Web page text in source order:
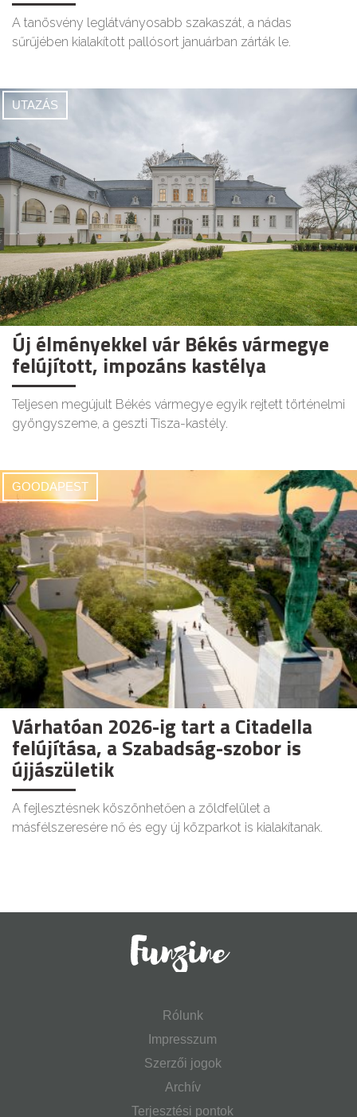
A tanösvény leglátványosabb szakaszát, a nádas
sűrűjében kialakított pallósort januárban zárták le.
UTAZÁS
Új élményekkel vár Békés vármegye
felújított, impozáns kastélya
Teljesen megújult Békés vármegye egyik rejtett történelmi
gyöngyszeme, a geszti Tisza-kastély.
GOODAPEST
Várhatóan 2026-ig tart a Citadella
felújítása, a Szabadság-szobor is
újjászületik
A fejlesztésnek köszönhetően a zöldfelület a
másfélszeresére nő és egy új közparkot is kialakítanak.
Rólunk
Impresszum
Szerzői jogok
Archív
Terjesztési pontok